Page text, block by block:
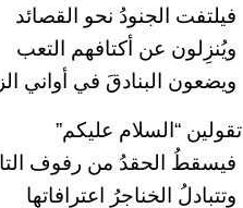
فيلتفت الجنودُ نحو القصائد
ويُنزِلون عن أكتافهم التعب
ويضعون البنادقَ في أواني
تقولين “السلام عليكم”
فيسقطُ الحقدُ من رفوف
وتتبادلُ الخناجرُ اعترافاتها